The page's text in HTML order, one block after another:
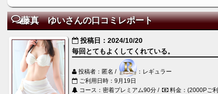
藤真 ゆいさんの口コミレポート
投稿日：2024/10/20
毎回とてもよくしてくれている。
投稿者：匿名 /
：レギュラー
ご利用日時：9月19日
コース：密着プレミアム90分 /
料金：(2000Pご